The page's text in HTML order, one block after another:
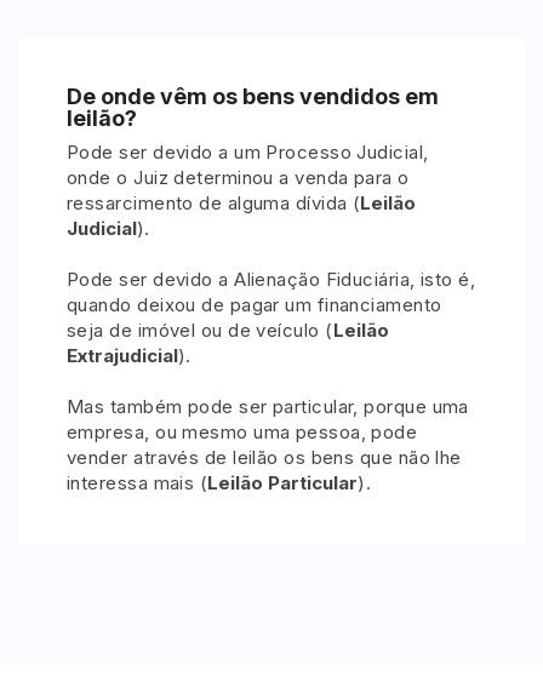
De onde vêm os bens vendidos em
leilão?
Pode ser devido a um Processo Judicial,
onde o Juiz determinou a venda para o
ressarcimento de alguma dívida (Leilão
Judicial).
Pode ser devido a Alienação Fiduciária, isto é,
quando deixou de pagar um financiamento
seja de imóvel ou de veículo (Leilão
Extrajudicial).
Mas também pode ser particular, porque uma
empresa, ou mesmo uma pessoa, pode
vender através de leilão os bens que não lhe
interessa mais (Leilão Particular).